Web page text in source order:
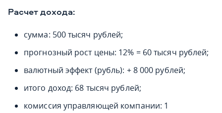
Расчет дохода:
сумма: 500 тысяч рублей;
прогнозный рост цены: 12% = 60 тысяч рублей;
валютный эффект (рубль): + 8 000 рублей;
итого доход: 68 тысяч рублей;
комиссия управляющей компании: 1